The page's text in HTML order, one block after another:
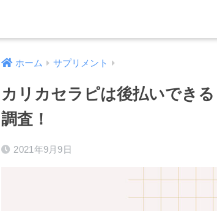
ホーム サプリメント
カリカセラピは後払いでき
調査！
2021年9月9日